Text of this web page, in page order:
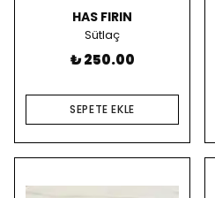
HAS FIRIN
Sütlaç
₺ 250.00
SEPETE EKLE